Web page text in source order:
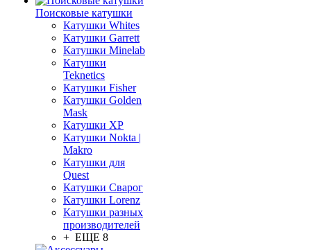
Поисковые катушки
Катушки Whites
Катушки Garrett
Катушки Minelab
Катушки
Teknetics
Катушки Fisher
Катушки Golden
Mask
Катушки XP
Катушки Nokta |
Makro
Катушки для
Quest
Катушки Сварог
Катушки Lorenz
Катушки разных
производителей
+ ЕЩЕ 8